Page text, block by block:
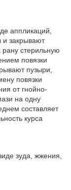
аппликаций,
и закрывают
стерильную
повязки
пузыри,
повязки
от гнойно-
на одну
составляет
курса
зуда, жжения,